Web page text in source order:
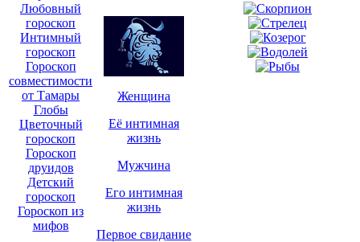
Любовный
гороскоп
Интимный
гороскоп
Гороскоп
совместимости
от Тамары
Глобы
Цветочный
гороскоп
Гороскоп
друидов
Детский
гороскоп
Гороскоп из
мифов
Женщина
Её интимная
жизнь
Мужчина
Его интимная
жизнь
Первое свидание